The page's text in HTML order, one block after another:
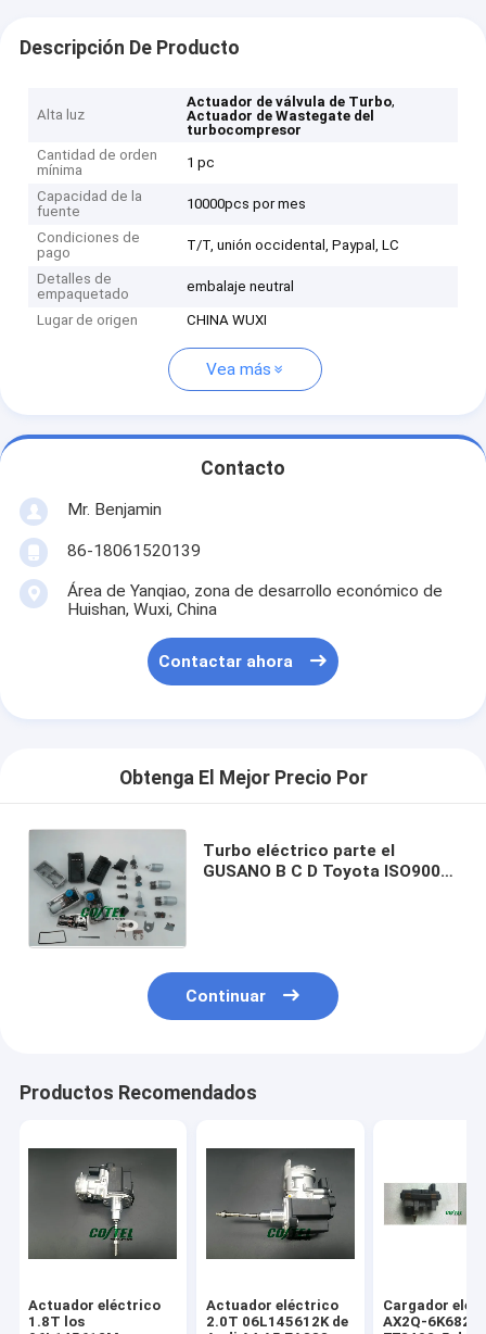
Descripción De Producto
Alta luz
Actuador de válvula de Turbo,
Actuador de Wastegate del
turbocompresor
Cantidad de orden
mínima
1 pc
Capacidad de la
fuente
10000pcs por mes
Condiciones de
pago
T/T, unión occidental, Paypal, LC
Detalles de
empaquetado
embalaje neutral
Lugar de origen CHINA WUXI
Vea más
Contacto
Mr. Benjamin
86-18061520139
Área de Yanqiao, zona de desarrollo económico de
Huishan, Wuxi, China
Contactar ahora
Obtenga El Mejor Precio Por
Turbo eléctrico parte el
GUSANO B C D Toyota ISO9001
Continuar
Productos Recomendados
Actuador eléctrico
1.8T los
Actuador eléctrico
2.0T 06L145612K de
Cargador
AX2Q-6K682-